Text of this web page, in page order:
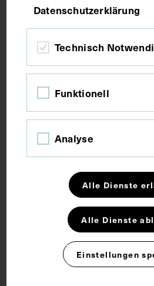
Bildmaß 32,8 x 25,2 cm
Kurzbeschreibung
für Geschichte der Medizin,
Schlagwörter
Datenschutzerklärung
Technisch
Funktionell
Analyse
Alle Dienste
Alle Dienste
Einstellungen